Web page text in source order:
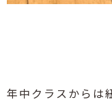
年中クラスからは